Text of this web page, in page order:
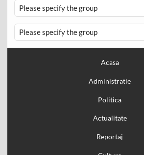
Please specify the group
Please specify the group
Acasa
Administratie
Politica
Actualitate
Reportaj